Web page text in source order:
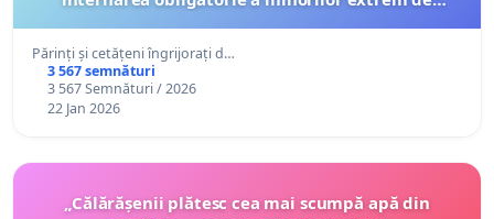
Părinți și cetățeni îngrijorați d…
3 567 semnături
3 567 Semnături / 2026
22 Jan 2026
„Călărășenii plătesc cea mai scumpă apă din